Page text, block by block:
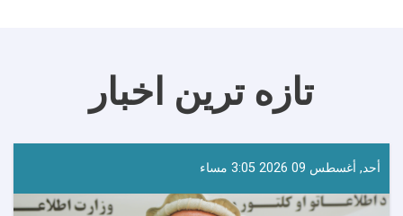
تازه ترین اخبار
أحد, أغسطس 09 2026 3:05 مساء